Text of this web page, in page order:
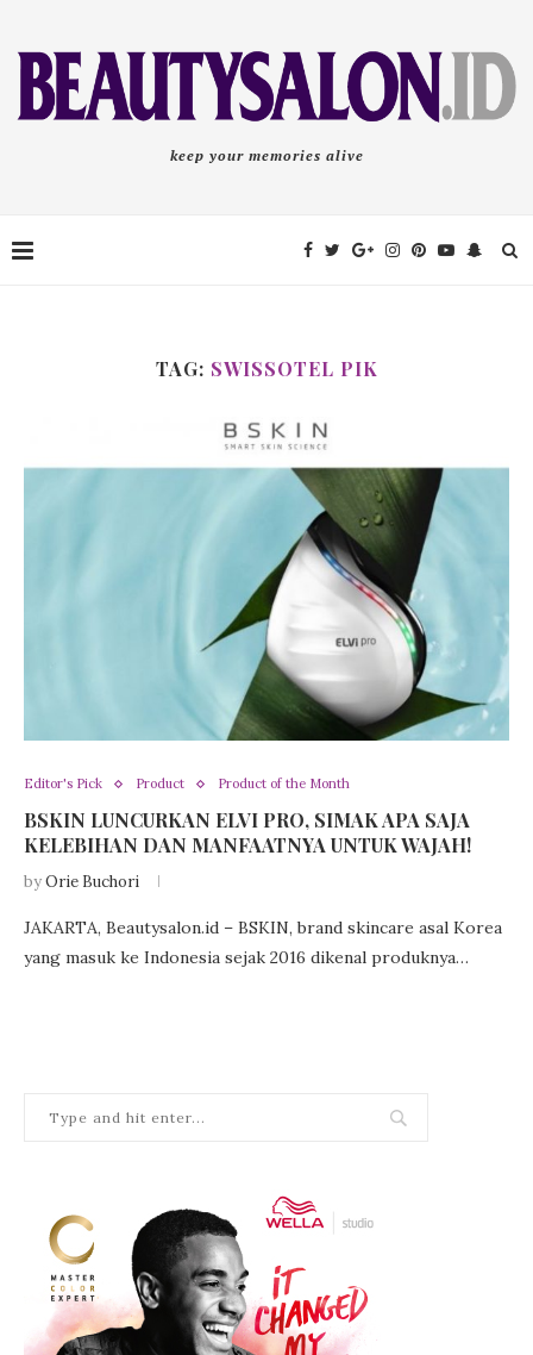
keep your memories alive
TAG: SWISSOTEL PIK
Editor's Pick Product Product of the Month
BSKIN LUNCURKAN ELVI PRO, SIMAK APA SAJA
KELEBIHAN DAN MANFAATNYA UNTUK WAJAH!
byOrie Buchori
JAKARTA, Beautysalon.id – BSKIN, brand skincare asal Korea
yang masuk ke Indonesia sejak 2016 dikenal produknya…